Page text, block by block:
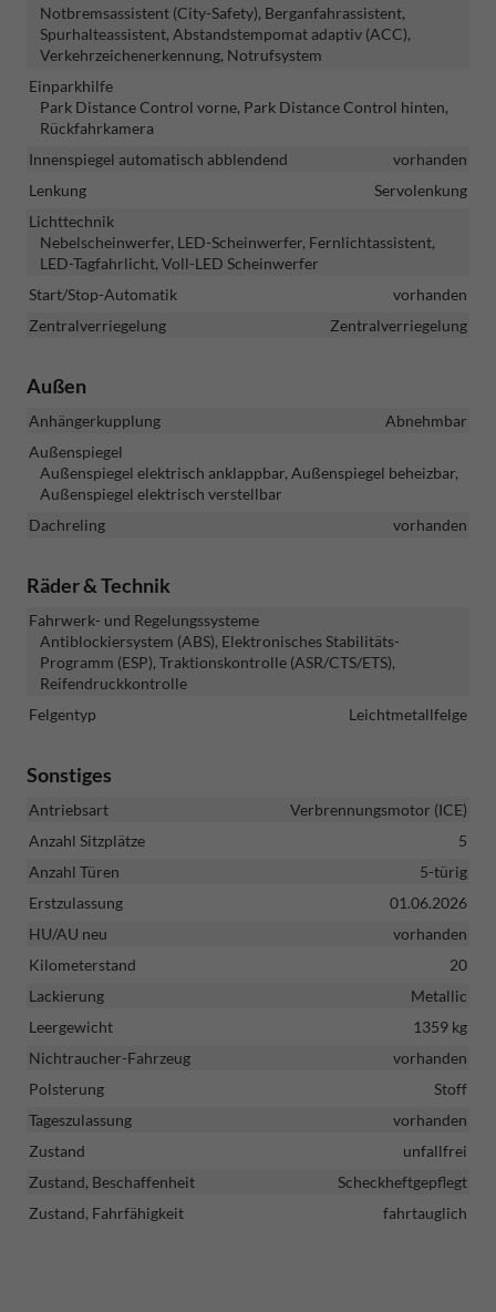
Notbremsassistent (City-Safety), Berganfahrassistent,
Spurhalteassistent, Abstandstempomat adaptiv (ACC),
Verkehrzeichenerkennung, Notrufsystem
Einparkhilfe
Park Distance Control vorne, Park Distance Control hinten,
Rückfahrkamera
Innenspiegel automatisch abblendend
vorhanden
Lenkung
Servolenkung
Lichttechnik
Nebelscheinwerfer, LED-Scheinwerfer, Fernlichtassistent,
LED-Tagfahrlicht, Voll-LED Scheinwerfer
Start/Stop-Automatik
vorhanden
Zentralverriegelung
Zentralverriegelung
Außen
Anhängerkupplung
Abnehmbar
Außenspiegel
Außenspiegel elektrisch anklappbar, Außenspiegel beheizbar,
Außenspiegel elektrisch verstellbar
Dachreling
vorhanden
Räder & Technik
Fahrwerk- und Regelungssysteme
Antiblockiersystem (ABS), Elektronisches Stabilitäts-
Programm (ESP), Traktionskontrolle (ASR/CTS/ETS),
Reifendruckkontrolle
Felgentyp
Leichtmetallfelge
Sonstiges
Antriebsart
Verbrennungsmotor (ICE)
Anzahl Sitzplätze
5
Anzahl Türen
5-türig
Erstzulassung
01.06.2026
HU/AU neu
vorhanden
Kilometerstand
20
Lackierung
Metallic
Leergewicht
1359 kg
Nichtraucher-Fahrzeug
vorhanden
Polsterung
Stoff
Tageszulassung
vorhanden
Zustand
unfallfrei
Zustand, Beschaffenheit
Scheckheftgepflegt
Zustand, Fahrfähigkeit
fahrtauglich